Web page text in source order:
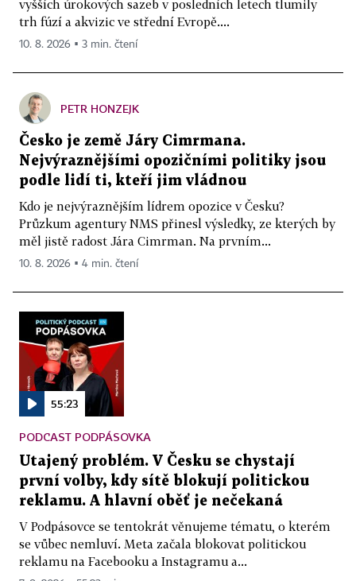
vyšších úrokových sazeb v posledních letech tlumily
trh fúzí a akvizic ve střední Evropě....
10. 8. 2026 ▪ 3 min. čtení
PETR HONZEJK
Česko je země Járy Cimrmana.
Nejvýraznějšími opozičními politiky jsou
podle lidí ti, kteří jim vládnou
Kdo je nejvýraznějším lídrem opozice v Česku?
Průzkum agentury NMS přinesl výsledky, ze kterých by
měl jistě radost Jára Cimrman. Na prvním...
10. 8. 2026 ▪ 4 min. čtení
55:23
PODCAST PODPÁSOVKA
Utajený problém. V Česku se chystají
první volby, kdy sítě blokují politickou
reklamu. A hlavní oběť je nečekaná
V Podpásovce se tentokrát věnujeme tématu, o kterém
se vůbec nemluví. Meta začala blokovat politickou
reklamu na Facebooku a Instagramu a...